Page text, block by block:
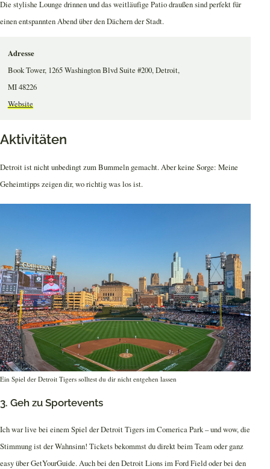
Die stylishe Lounge drinnen und das weitläufige Patio draußen sind perfekt für
einen entspannten Abend über den Dächern der Stadt.
Adresse
Book Tower, 1265 Washington Blvd Suite #200, Detroit,
MI 48226
Website
Aktivitäten
Detroit ist nicht unbedingt zum Bummeln gemacht. Aber keine Sorge: Meine
Geheimtipps zeigen dir, wo richtig was los ist.
Ein Spiel der Detroit Tigers solltest du dir nicht entgehen lassen
3. Geh zu Sportevents
Ich war live bei einem Spiel der Detroit Tigers im Comerica Park – und wow, die
Stimmung ist der Wahnsinn! Tickets bekommst du direkt beim Team oder ganz
easy über GetYourGuide. Auch bei den Detroit Lions im Ford Field oder bei den